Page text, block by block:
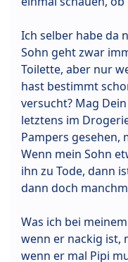
Ich selber habe da
Sohn geht zwar
Toilette, aber nur
hast bestimmt
versucht? Mag
letztens im
Pampers gesehen,
Wenn mein Sohn
ihn zu Tode, dann
dann doch
Was ich bei
wenn er nackig ist,
wenn er mal Pipi